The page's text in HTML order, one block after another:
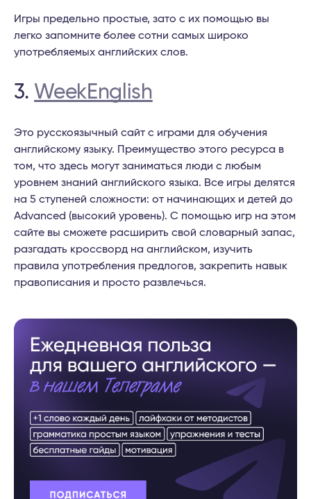
Игры предельно простые, зато с их помощью вы
легко запомните более сотни самых широко
употребляемых английских слов.
3. WeekEnglish
Это русскоязычный сайт с играми для обучения
английскому языку. Преимущество этого ресурса в
том, что здесь могут заниматься люди с любым
уровнем знаний английского языка. Все игры делятся
на 5 ступеней сложности: от начинающих и детей до
Advanced (высокий уровень). С помощью игр на этом
сайте вы сможете расширить свой словарный запас,
разгадать кроссворд на английском, изучить
правила употребления предлогов, закрепить навык
правописания и просто развлечься.